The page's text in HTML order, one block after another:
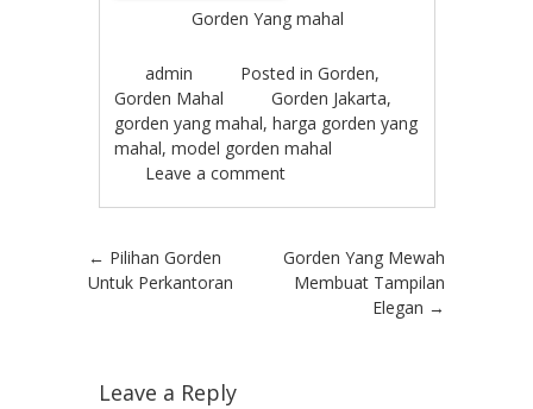
Gorden Yang mahal
admin Posted inGorden,
Gorden Mahal
Gorden Jakarta,
gorden yang mahal,harga gorden yang
mahal,model gorden mahal
Leave a comment
Post navigation
← Pilihan Gorden
Untuk Perkantoran
Gorden Yang Mewah
Membuat Tampilan
Elegan →
Leave a Reply